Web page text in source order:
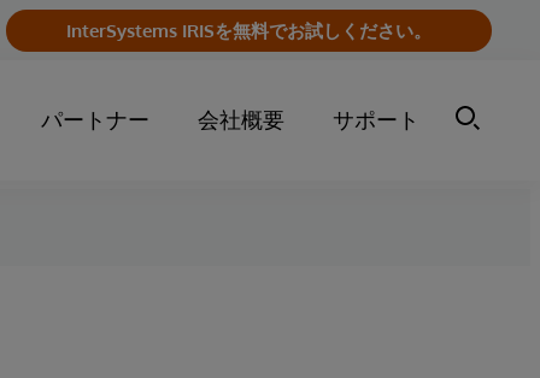
InterSystems IRISを無料でお試しください。
パートナー 会社概要 サポート